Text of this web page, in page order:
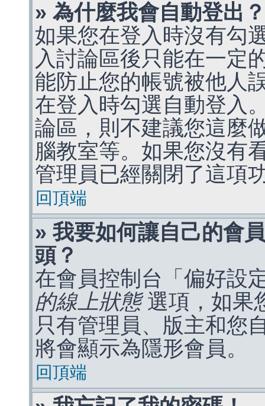
» 為什麼我會自動登出？
如果您在登入時沒有勾
入討論區後只能在一定
能防止您的帳號被他人
在登入時勾選自動登入
論區，則不建議您這麼
腦教室等。如果您沒有
管理員已經關閉了這項
回頂端
» 我要如何讓自己的會
頭？
在會員控制台「偏好設
的線上狀態選項，如果
只有管理員、版主和您
將會顯示為隱形會員。
回頂端